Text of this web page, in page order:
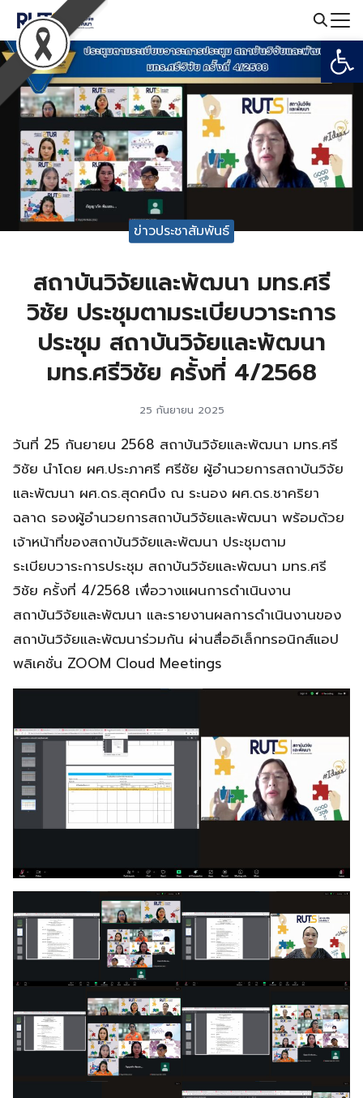
Skip
content
Search
for:
ข่าวประชาสัมพันธ์
สถาบันวิจัยและพัฒนา มทร.ศรี
วิชัย ประชุมตามระเบียบวาระการ
ประชุม สถาบันวิจัยและพัฒนา
มทร.ศรีวิชัย ครั้งที่ 4/2568
25 กันยายน 2025
วันที่ 25 กันยายน 2568 สถาบันวิจัยและพัฒนา มทร.ศรี
วิชัย นำโดย ผศ.ประภาศรี ศรีชัย ผู้อำนวยการสถาบันวิจัย
และพัฒนา ผศ.ดร.สุดคนึง ณ ระนอง ผศ.ดร.ชาคริยา
ฉลาด รองผู้อำนวยการสถาบันวิจัยและพัฒนา พร้อมด้วย
เจ้าหน้าที่ของสถาบันวิจัยและพัฒนา ประชุมตาม
ระเบียบวาระการประชุม สถาบันวิจัยและพัฒนา มทร.ศรี
วิชัย ครั้งที่ 4/2568 เพื่อวางแผนการดำเนินงาน
สถาบันวิจัยและพัฒนา และรายงานผลการดำเนินงานของ
สถาบันวิจัยและพัฒนาร่วมกัน ผ่านสื่ออิเล็กทรอนิกส์แอป
พลิเคชั่น ZOOM Cloud Meetings